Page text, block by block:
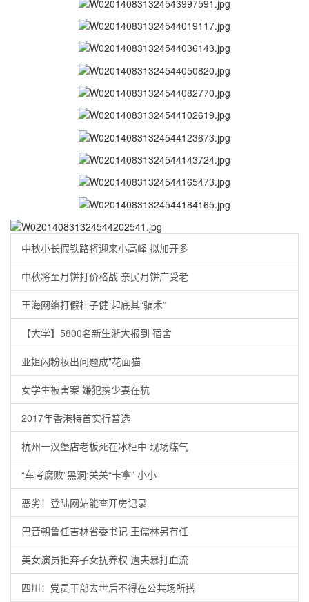
中秋小长假铁路将迎来小高峰 拟加开多
中秋将至月饼打价格战 亲民月饼广受老
王海网络打假杜子健 起底其“骗术”
【大学】5800名新生浙大报到 宿舍
亚姐闪粉妆出问题成"花面猫
女学生被害案 嫌犯携少妻在杭
2017年香港特首实行普选
杭州一汉堡店老板死在冰柜中 现场煤气
“车考腐败”黑洞:关关“卡拿” 小小
恶劣！登陆网站能查开房记录
巴音朝鲁任吉林省委书记 王儒林另有任
美女演员拒弃子女抚养权 遭夫暴打血流
四川：党员干部去世后不得在公共场所搭